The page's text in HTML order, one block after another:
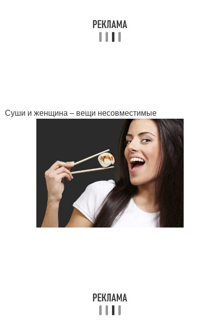
Суши и женщина – вещи несовместимые